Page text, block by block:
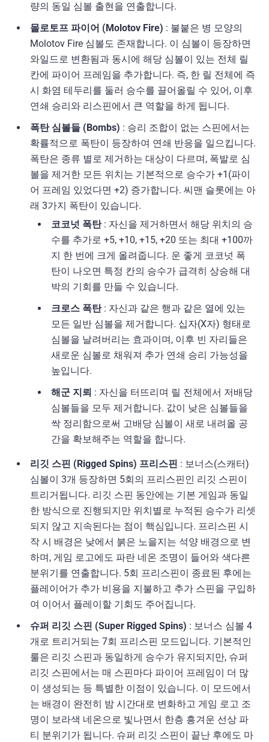
량의 동일 심볼 출현을 연출합니다.
몰로토프 파이어 (Molotov Fire) : 불붙은 병 모양의
Molotov Fire 심볼도 존재합니다. 이 심볼이 등장하면
와일드로 변환됨과 동시에 해당 심볼이 있는 전체 릴
칸에 파이어 프레임을 추가합니다. 즉, 한 릴 전체에 즉
시 화염 테두리를 둘러 승수를 끌어올릴 수 있어, 이후
연쇄 승리와 리스핀에서 큰 역할을 하게 됩니다.
폭탄 심볼들 (Bombs) : 승리 조합이 없는 스핀에서는
확률적으로 폭탄이 등장하여 연쇄 반응을 일으킵니다.
폭탄은 종류 별로 제거하는 대상이 다르며, 폭발로 심
볼을 제거한 모든 위치는 기본적으로 승수가 +1(파이
어 프레임 있었다면 +2) 증가합니다. 씨맨 슬롯에는 아
래 3가지 폭탄이 있습니다.
코코넛 폭탄: 자신을 제거하면서 해당 위치의 승
수를 추가로 +5, +10, +15, +20 또는 최대 +100까
지 한 번에 크게 올려줍니다. 운 좋게 코코넛 폭
탄이 나오면 특정 칸의 승수가 급격히 상승해 대
박의 기회를 만들 수 있습니다.
크로스 폭탄: 자신과 같은 행과 같은 열에 있는
모든 일반 심볼을 제거합니다. 십자(X자) 형태로
심볼을 날려버리는 효과이며, 이후 빈 자리들은
새로운 심볼로 채워져 추가 연쇄 승리 가능성을
높입니다.
해군 지뢰 : 자신을 터뜨리며 릴 전체에서 저배당
심볼들을 모두 제거합니다. 값이 낮은 심볼들을
싹 정리함으로써 고배당 심볼이 새로 내려올 공
간을 확보해주는 역할을 합니다.
리깃 스핀 (Rigged Spins) 프리스핀 : 보너스(스캐터)
심볼이 3개 등장하면 5회의 프리스핀인 리깃 스핀이
트리거됩니다. 리깃 스핀 동안에는 기본 게임과 동일
한 방식으로 진행되지만 위치별로 누적된 승수가 리셋
되지 않고 지속된다는 점이 핵심입니다. 프리스핀 시
작 시 배경은 낮에서 붉은 노을지는 석양 배경으로 변
하며, 게임 로고에도 파란 네온 조명이 들어와 색다른
분위기를 연출합니다. 5회 프리스핀이 종료된 후에는
플레이어가 추가 비용을 지불하고 추가 스핀을 구입하
여 이어서 플레이할 기회도 주어집니다.
슈퍼 리깃 스핀 (Super Rigged Spins) : 보너스 심볼 4
개로 트리거되는 7회 프리스핀 모드입니다. 기본적인
룰은 리깃 스핀과 동일하게 승수가 유지되지만, 슈퍼
리깃 스핀에서는 매 스핀마다 파이어 프레임이 더 많
이 생성되는 등 특별한 이점이 있습니다. 이 모드에서
는 배경이 완전히 밤 시간대로 변화하고 게임 로고 조
명이 보라색 네온으로 빛나면서 한층 흥겨운 선상 파
티 분위기가 됩니다. 슈퍼 리깃 스핀이 끝난 후에도 마